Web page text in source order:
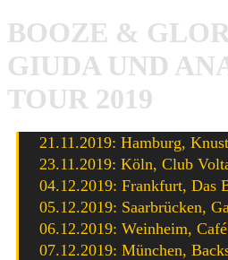
BOOZE &
GIUDA UND
TOUR 2019
21.11.2019: Hamburg, Knust
23.11.2019: Köln, Club
04.12.2019: Frankfurt, Das
05.12.2019: Saarbrücken,
06.12.2019: Weinheim,
07.12.2019: München,